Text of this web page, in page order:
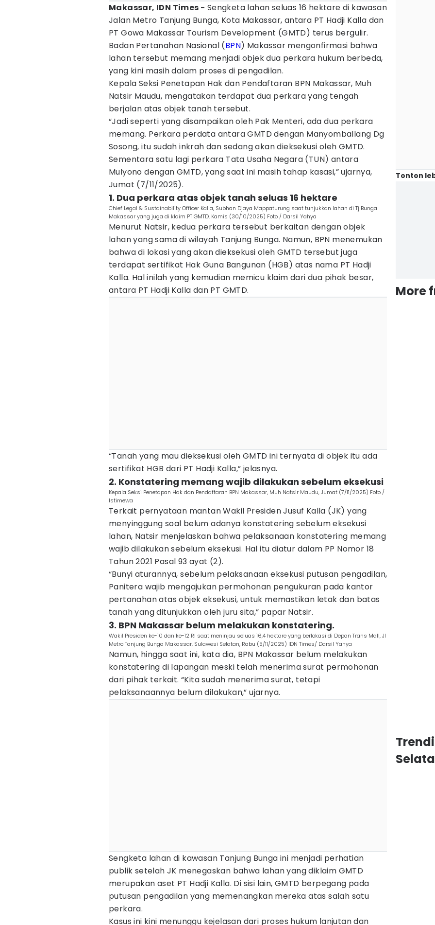
Makassar, IDN Times - Sengketa lahan seluas 16 hektare di kawasan
Jalan Metro Tanjung Bunga, Kota Makassar, antara PT Hadji Kalla dan
PT Gowa Makassar Tourism Development (GMTD) terus bergulir.
Badan Pertanahan Nasional (BPN) Makassar mengonfirmasi bahwa
lahan tersebut memang menjadi objek dua perkara hukum berbeda,
yang kini masih dalam proses di pengadilan.
Kepala Seksi Penetapan Hak dan Pendaftaran BPN Makassar, Muh
Natsir Maudu, mengatakan terdapat dua perkara yang tengah
berjalan atas objek tanah tersebut.
“Jadi seperti yang disampaikan oleh Pak Menteri, ada dua perkara
memang. Perkara perdata antara GMTD dengan Manyomballang Dg
Sosong, itu sudah inkrah dan sedang akan dieksekusi oleh GMTD.
Sementara satu lagi perkara Tata Usaha Negara (TUN) antara
Mulyono dengan GMTD, yang saat ini masih tahap kasasi,” ujarnya,
Jumat (7/11/2025).
1. Dua perkara atas objek tanah seluas 16 hektare
Chief Legal & Sustainability Officer Kalla, Subhan Djaya Mappaturung saat tunjukkan lahan di Tj Bunga
Makassar yang juga di klaim PT GMTD, Kamis (30/10/2025) Foto / Darsil Yahya
Menurut Natsir, kedua perkara tersebut berkaitan dengan objek
lahan yang sama di wilayah Tanjung Bunga. Namun, BPN menemukan
bahwa di lokasi yang akan dieksekusi oleh GMTD tersebut juga
terdapat sertifikat Hak Guna Bangunan (HGB) atas nama PT Hadji
Kalla. Hal inilah yang kemudian memicu klaim dari dua pihak besar,
antara PT Hadji Kalla dan PT GMTD.
“Tanah yang mau dieksekusi oleh GMTD ini ternyata di objek itu ada
sertifikat HGB dari PT Hadji Kalla,” jelasnya.
2. Konstatering memang wajib dilakukan sebelum eksekusi
Kepala Seksi Penetapan Hak dan Pendaftaran BPN Makassar, Muh Natsir Maudu, Jumat (7/11/2025) Foto /
Istimewa
Terkait pernyataan mantan Wakil Presiden Jusuf Kalla (JK) yang
menyinggung soal belum adanya konstatering sebelum eksekusi
lahan, Natsir menjelaskan bahwa pelaksanaan konstatering memang
wajib dilakukan sebelum eksekusi. Hal itu diatur dalam PP Nomor 18
Tahun 2021 Pasal 93 ayat (2).
“Bunyi aturannya, sebelum pelaksanaan eksekusi putusan pengadilan,
Panitera wajib mengajukan permohonan pengukuran pada kantor
pertanahan atas objek eksekusi, untuk memastikan letak dan batas
tanah yang ditunjukkan oleh juru sita,” papar Natsir.
3. BPN Makassar belum melakukan konstatering.
Wakil Presiden ke-10 dan ke-12 RI saat meninjau seluas 16,4 hektare yang berlokasi di Depan Trans Mall, Jl
Metro Tanjung Bunga Makassar, Sulawesi Selatan, Rabu (5/11/2025) IDN Times/ Darsil Yahya
Namun, hingga saat ini, kata dia, BPN Makassar belum melakukan
konstatering di lapangan meski telah menerima surat permohonan
dari pihak terkait. “Kita sudah menerima surat, tetapi
pelaksanaannya belum dilakukan,” ujarnya.
Sengketa lahan di kawasan Tanjung Bunga ini menjadi perhatian
publik setelah JK menegaskan bahwa lahan yang diklaim GMTD
merupakan aset PT Hadji Kalla. Di sisi lain, GMTD berpegang pada
putusan pengadilan yang memenangkan mereka atas salah satu
perkara.
Kasus ini kini menunggu kejelasan dari proses hukum lanjutan dan
Tonton
More